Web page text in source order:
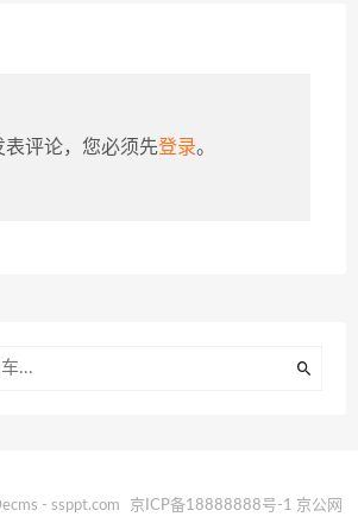
表评论，您必须先登录。
- ssppt.com 京ICP备18888888号-1 京公网